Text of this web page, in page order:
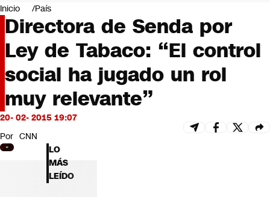
Negocios
Deportes
Programas completos
Cultura
Servicios
Bits
CNN tiempo
Futuro 360
Inicio País
Directora de Senda por
Ley de Tabaco: “El control
social ha jugado un rol
muy relevante”
20- 02- 2015 19:07
Por CNN
LO
MÁS
LEÍDO